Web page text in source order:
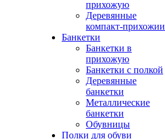
прихожую
Деревянные
компакт-прихожии
Банкетки
Банкетки в
прихожую
Банкетки с полкой
Деревянные
банкетки
Металлические
банкетки
Обувницы
Полки для обуви